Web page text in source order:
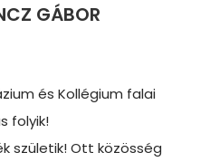
GÁBOR
és Kollégium falai
folyik!
születik! Ott közösség